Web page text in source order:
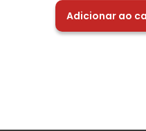
Adicionar ao